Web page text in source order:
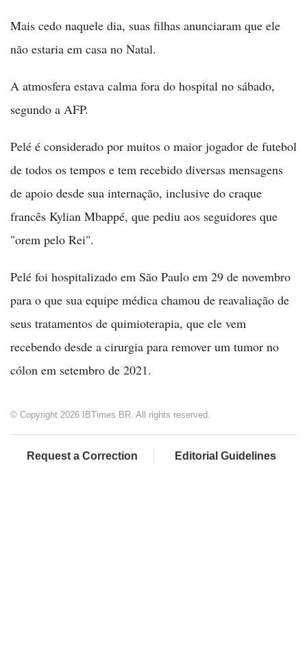
Mais cedo naquele dia, suas filhas anunciaram que ele
não estaria em casa no Natal.
A atmosfera estava calma fora do hospital no sábado,
segundo a AFP.
Pelé é considerado por muitos o maior jogador de futebol
de todos os tempos e tem recebido diversas mensagens
de apoio desde sua internação, inclusive do craque
francês Kylian Mbappé, que pediu aos seguidores que
"orem pelo Rei".
Pelé foi hospitalizado em São Paulo em 29 de novembro
para o que sua equipe médica chamou de reavaliação de
seus tratamentos de quimioterapia, que ele vem
recebendo desde a cirurgia para remover um tumor no
cólon em setembro de 2021.
© Copyright 2026 IBTimes BR. All rights reserved.
Request a Correction Editorial Guidelines